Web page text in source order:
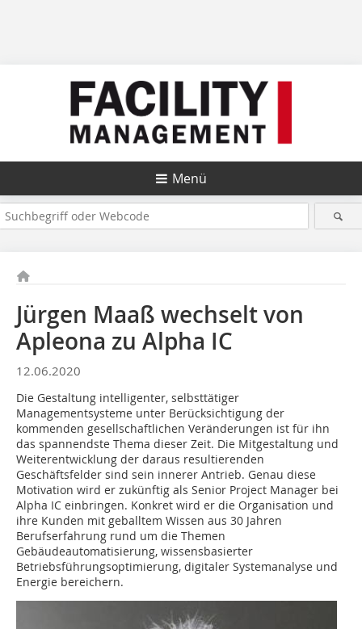
Menü
Jürgen Maaß wechselt von
Apleona zu Alpha IC
12.06.2020
Die Gestaltung intelligenter, selbsttätiger
Managementsysteme unter Berücksichtigung der
kommenden gesellschaftlichen Veränderungen ist für ihn
das spannendste Thema dieser Zeit. Die Mitgestaltung und
Weiterentwicklung der daraus resultierenden
Geschäftsfelder sind sein innerer Antrieb. Genau diese
Motivation wird er zukünftig als Senior Project Manager bei
Alpha IC einbringen. Konkret wird er die Organisation und
ihre Kunden mit geballtem Wissen aus 30 Jahren
Berufserfahrung rund um die Themen
Gebäudeautomatisierung, wissensbasierter
Betriebsführungsoptimierung, digitaler Systemanalyse und
Energie bereichern.